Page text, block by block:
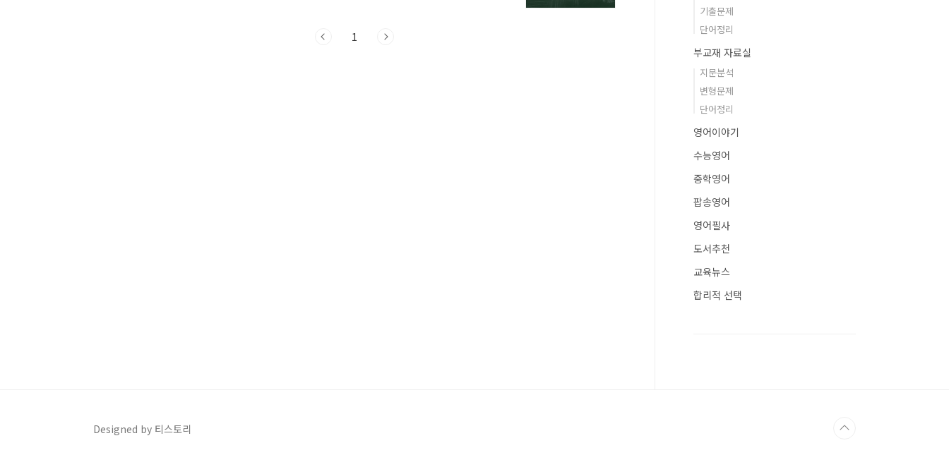
1
기출문제
단어정리
부교재 자료실
지문분석
변형문제
단어정리
영어이야기
수능영어
중학영어
팝송영어
영어필사
도서추천
교육뉴스
합리적 선택
Designed by 티스토리